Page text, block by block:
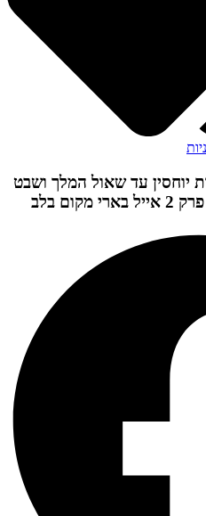
יוחסין עד שאול המלך ושבט
בלב